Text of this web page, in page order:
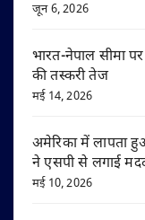
जून 6, 2026
भारत-नेपाल सीमा
की तस्करी तेज
मई 14, 2026
अमेरिका में लापता
ने एसपी से लगाई
मई 10, 2026